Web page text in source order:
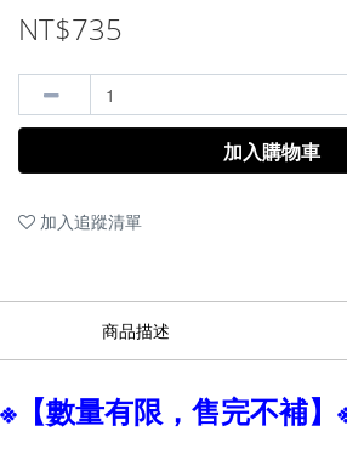
NT$735
加入購物車
加入追蹤清單
商品描述
※【數量有限，售完不補】